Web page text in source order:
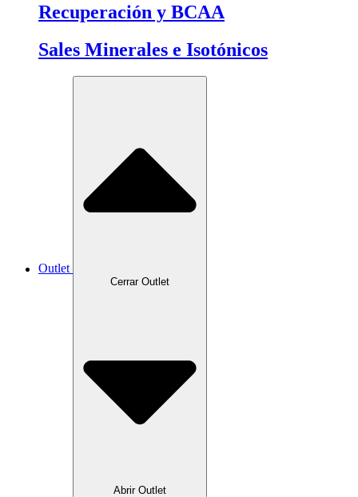
Recuperación y BCAA
Sales Minerales e Isotónicos
Outlet
Cerrar Outlet
Abrir Outlet